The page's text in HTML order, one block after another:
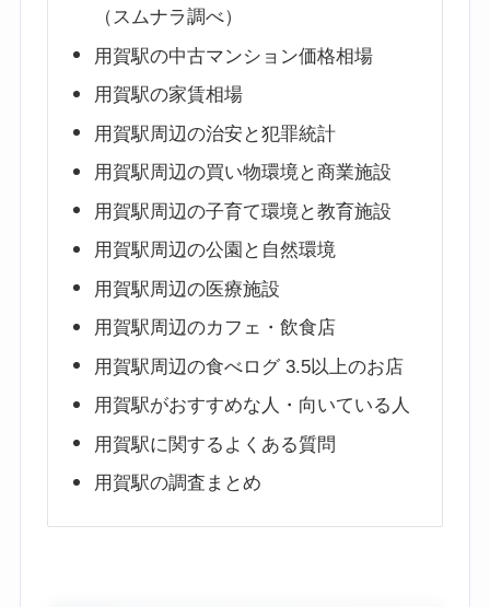
（スムナラ調べ）
用賀駅の中古マンション価格相場
用賀駅の家賃相場
用賀駅周辺の治安と犯罪統計
用賀駅周辺の買い物環境と商業施設
用賀駅周辺の子育て環境と教育施設
用賀駅周辺の公園と自然環境
用賀駅周辺の医療施設
用賀駅周辺のカフェ・飲食店
用賀駅周辺の食べログ 3.5以上のお店
用賀駅がおすすめな人・向いている人
用賀駅に関するよくある質問
用賀駅の調査まとめ